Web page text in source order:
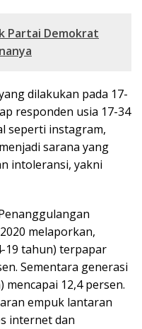
Partai Demokrat
dilakukan pada 17-
responden usia 17-34
seperti instagram,
sarana yang
intoleransi, yakni
melaporkan,
19 tahun) terpapar
Sementara generasi
12,4 persen.
empuk lantaran
internet dan